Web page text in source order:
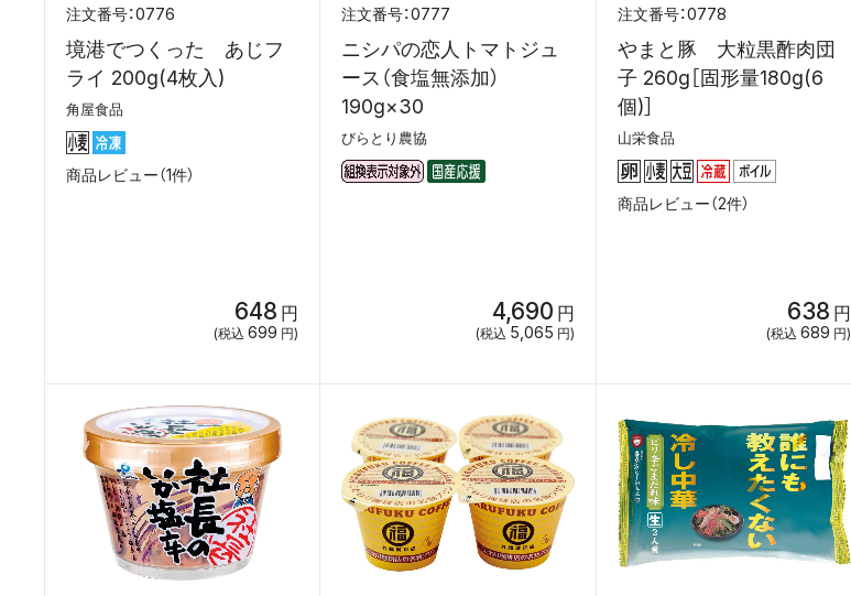
0776
境港でつくった あじフ
ライ 200g(4枚入)
角屋食品
商品レビュー（1件）
648 円
(税込 699 円)
0777
ニシパの恋人トマトジュ
ース（食塩無添加）
190g×30
びらとり農協
4,690 円
(税込 5,065 円)
0778
やまと豚 大粒黒酢肉団
子 260g［固形量180g(6
個)］
山栄食品
商品レビュー（2件）
638 円
(税込 689 円)